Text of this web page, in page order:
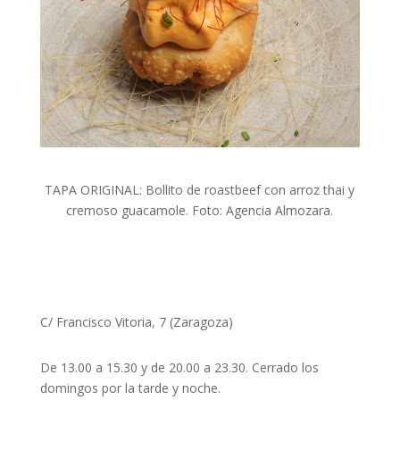
TAPA ORIGINAL: Bollito de roastbeef con arroz thai y
cremoso guacamole. Foto: Agencia Almozara.
C/ Francisco Vitoria, 7 (Zaragoza)
De 13.00 a 15.30 y de 20.00 a 23.30. Cerrado los
domingos por la tarde y noche.